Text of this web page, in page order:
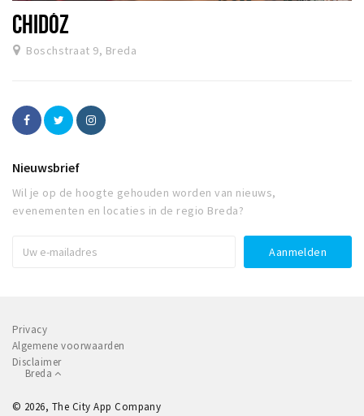
CHIDÓZ
Boschstraat 9, Breda
Nieuwsbrief
Wil je op de hoogte gehouden worden van nieuws,
evenementen en locaties in de regio Breda?
Privacy
Algemene voorwaarden
Disclaimer
Breda
© 2026, The City App Company